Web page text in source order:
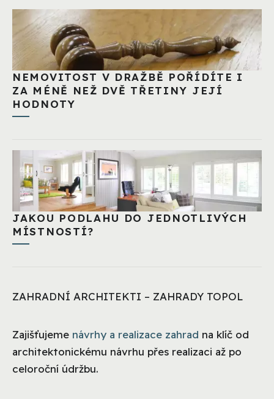
NEMOVITOST V DRAŽBĚ POŘÍDÍTE I
ZA MÉNĚ NEŽ DVĚ TŘETINY JEJÍ
HODNOTY
JAKOU PODLAHU DO JEDNOTLIVÝCH
MÍSTNOSTÍ?
ZAHRADNÍ ARCHITEKTI – ZAHRADY TOPOL
Zajišťujeme návrhy a realizace zahrad na klíč od
architektonickému návrhu přes realizaci až po
celoroční údržbu.